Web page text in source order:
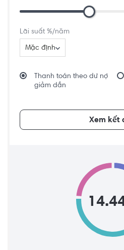
Lãi suất %/năm
Mặc định
Thanh toán theo dư nợ
giảm dần
Xem kết